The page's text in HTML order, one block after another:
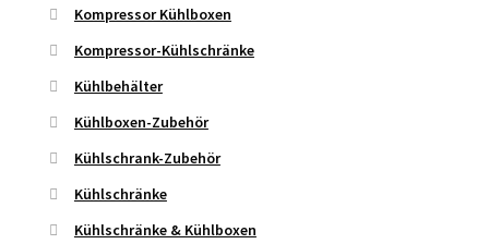
Kompressor Kühlboxen
Kompressor-Kühlschränke
Kühlbehälter
Kühlboxen-Zubehör
Kühlschrank-Zubehör
Kühlschränke
Kühlschränke & Kühlboxen